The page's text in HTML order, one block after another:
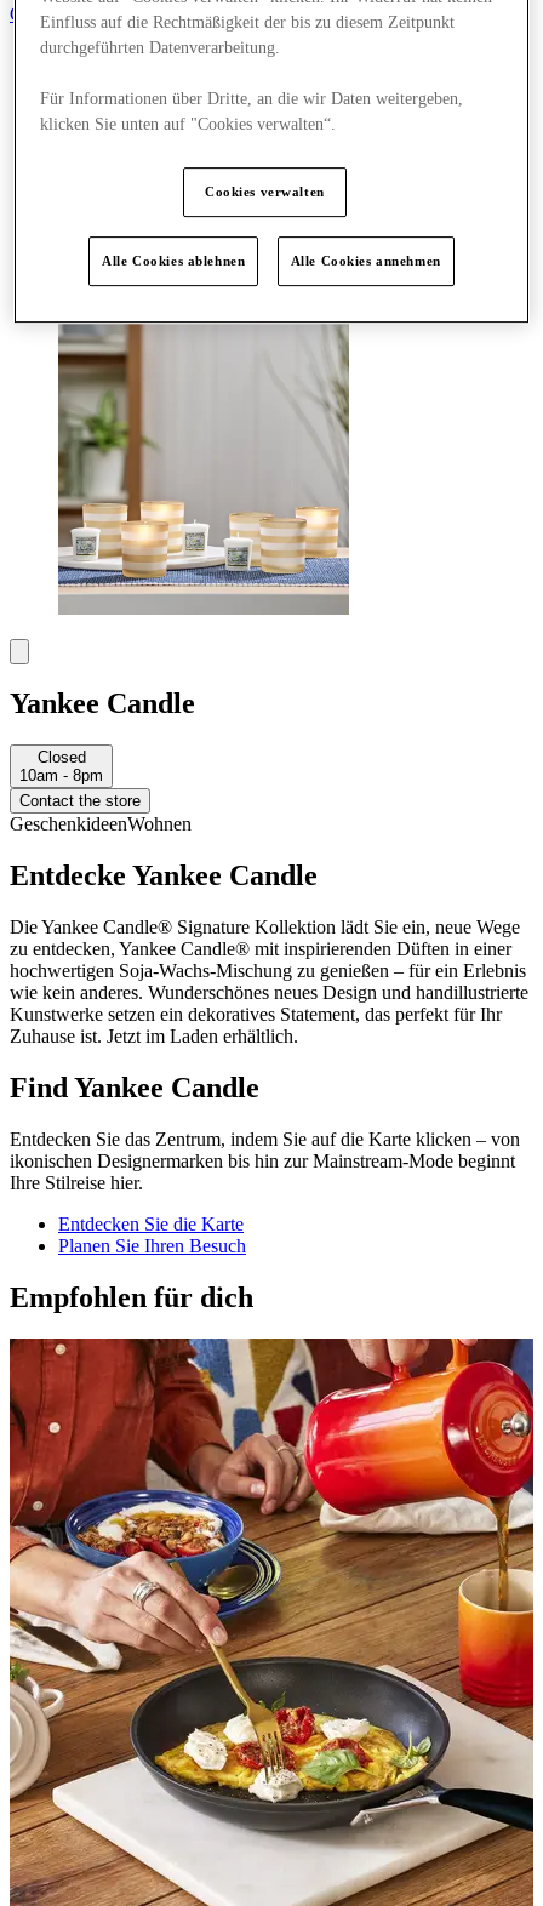
Gerettet
de
Angebote
Planen Sie Ihren Besuch
Essen & Trinken
More
Yankee Candle
Closed
10am - 8pm
Contact the store
GeschenkideenWohnen
Entdecke Yankee Candle
Die Yankee Candle® Signature Kollektion lädt Sie ein, neue Wege
zu entdecken, Yankee Candle® mit inspirierenden Düften in einer
hochwertigen Soja-Wachs-Mischung zu genießen – für ein Erlebnis
wie kein anderes. Wunderschönes neues Design und handillustrierte
Kunstwerke setzen ein dekoratives Statement, das perfekt für Ihr
Zuhause ist. Jetzt im Laden erhältlich.
Find Yankee Candle
Entdecken Sie das Zentrum, indem Sie auf die Karte klicken – von
ikonischen Designermarken bis hin zur Mainstream-Mode beginnt
Ihre Stilreise hier.
Entdecken Sie die Karte
Planen Sie Ihren Besuch
Empfohlen für dich
Einfluss auf die Rechtmäßigkeit der bis zu diesem Zeitpunkt
durchgeführten Datenverarbeitung.
Für Informationen über Dritte, an die wir Daten weitergeben,
klicken Sie unten auf "Cookies verwalten“.
Cookies verwalten
Alle Cookies ablehnen Alle Cookies annehmen